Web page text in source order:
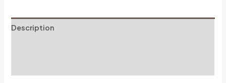
Description